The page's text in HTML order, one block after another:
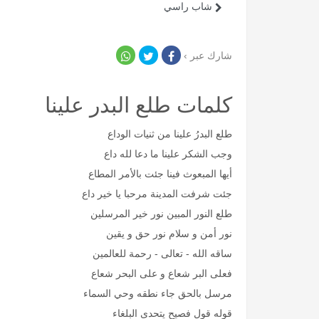
شاب راسي
شارك عبر ›
كلمات طلع البدر علينا
طلع البدرُ علينا من ثنيات الوداع
وجب الشكر علينا ما دعا لله داع
أيها المبعوث فينا جئت بالأمر المطاع
جئت شرفت المدينة مرحبا يا خير داع
طلع النور المبين نور خير المرسلين
نور أمن و سلام نور حق و يقين
ساقه الله - تعالى - رحمة للعالمين
فعلى البر شعاع و على البحر شعاع
مرسل بالحق جاء نطقه وحي السماء
قوله قول فصيح يتحدى البلغاء